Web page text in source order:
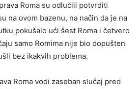
Roma su odlučili potvrditi
na ovom bazenu, na način da je na
pokušalo ući šest Roma i četvero
samo Romima nije bio dopušten
bez ikakvih problema.
Roma vodi zaseban slučaj pred